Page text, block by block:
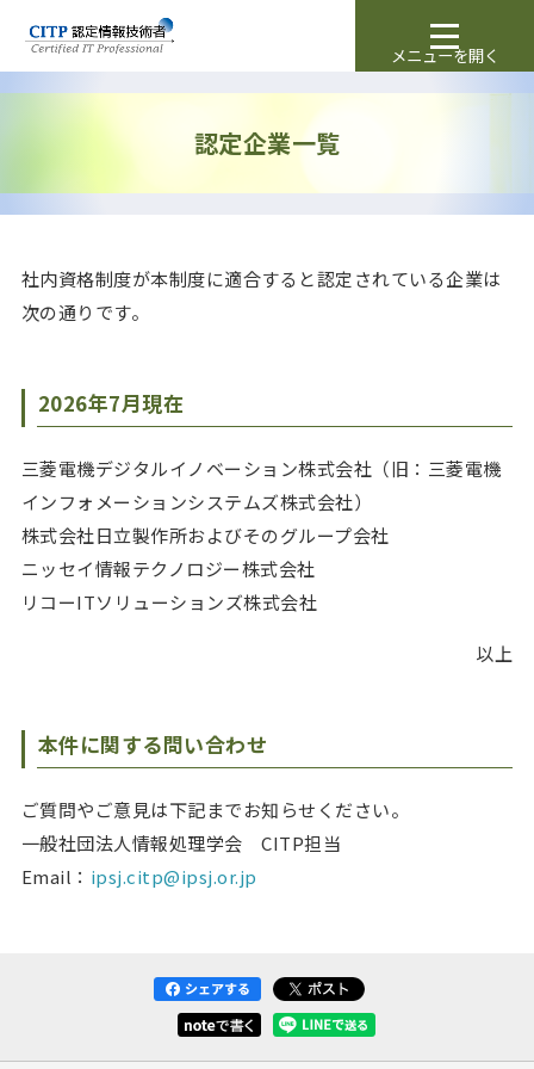
認定企業一覧
社内資格制度が本制度に適合すると認定されている企業は
次の通りです。
2026年7月現在
三菱電機デジタルイノベーション株式会社（旧：三菱電機
インフォメーションシステムズ株式会社）
株式会社日立製作所およびそのグループ会社
ニッセイ情報テクノロジー株式会社
リコーITソリューションズ株式会社
以上
本件に関する問い合わせ
ご質問やご意見は下記までお知らせください。
一般社団法人情報処理学会 CITP担当
Email： ipsj.citp@ipsj.or.jp